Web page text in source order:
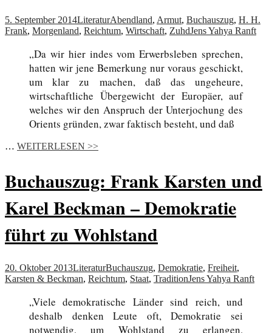
5. September 2014LiteraturAbendland, Armut, Buchauszug, H. H.
Frank, Morgenland, Reichtum, Wirtschaft, ZuhdJens Yahya Ranft
„Da wir hier indes vom Erwerbsleben sprechen,
hatten wir jene Bemerkung nur voraus geschickt,
um klar zu machen, daß das ungeheure,
wirtschaftliche Übergewicht der Europäer, auf
welches wir den Anspruch der Unterjochung des
Orients gründen, zwar faktisch besteht, und daß
… WEITERLESEN >>
Buchauszug: Frank Karsten und
Karel Beckman – Demokratie
führt zu Wohlstand
20. Oktober 2013LiteraturBuchauszug, Demokratie, Freiheit,
Karsten & Beckman, Reichtum, Staat, TraditionJens Yahya Ranft
„Viele demokratische Länder sind reich, und
deshalb denken Leute oft, Demokratie sei
notwendig, um Wohlstand zu erlangen.